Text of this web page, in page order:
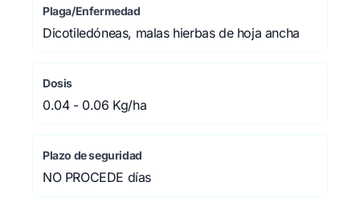
Plaga/Enfermedad
Dicotiledóneas, malas hierbas de hoja ancha
Dosis
0.04 - 0.06 Kg/ha
Plazo de seguridad
NO PROCEDE días